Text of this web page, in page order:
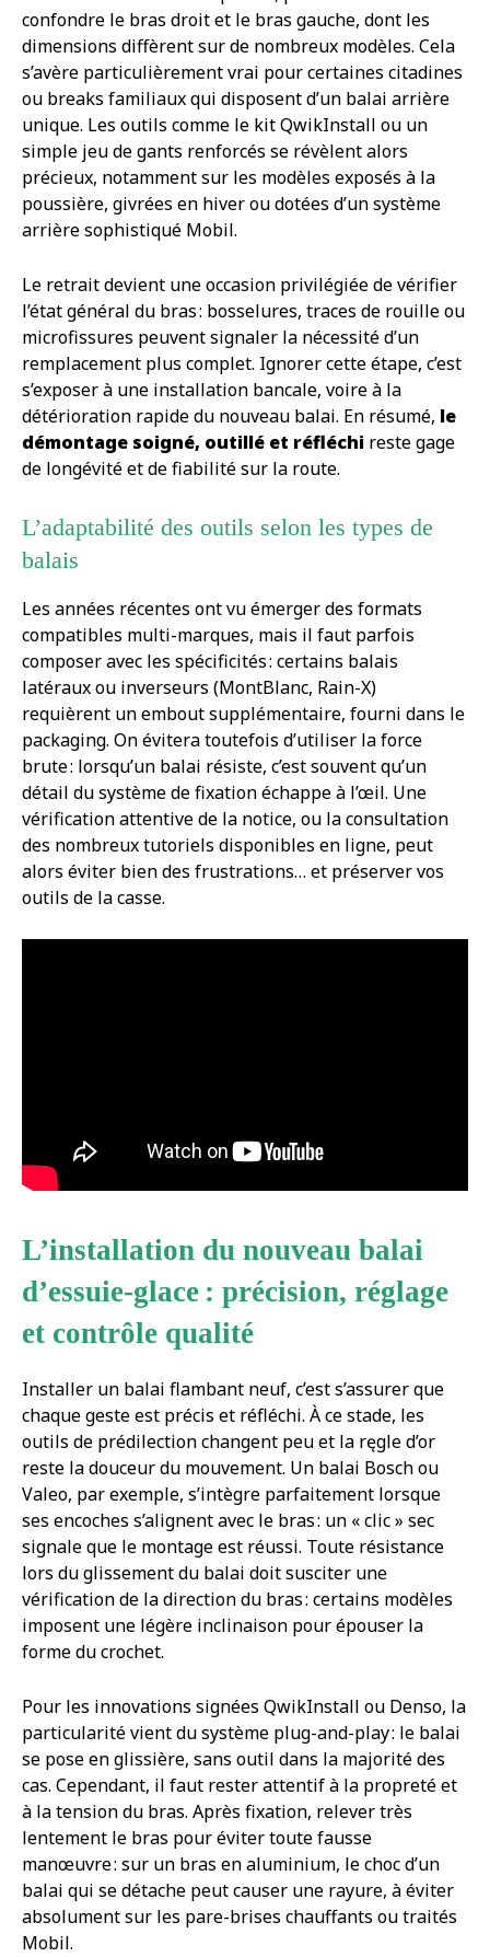
confondre le bras droit et le bras gauche, dont les
dimensions diffèrent sur de nombreux modèles. Cela
s’avère particulièrement vrai pour certaines citadines
ou breaks familiaux qui disposent d’un balai arrière
unique. Les outils comme le kit QwikInstall ou un
simple jeu de gants renforcés se révèlent alors
précieux, notamment sur les modèles exposés à la
poussière, givrées en hiver ou dotées d’un système
arrière sophistiqué Mobil.
Le retrait devient une occasion privilégiée de vérifier
l’état général du bras : bosselures, traces de rouille ou
microfissures peuvent signaler la nécessité d’un
remplacement plus complet. Ignorer cette étape, c’est
s’exposer à une installation bancale, voire à la
détérioration rapide du nouveau balai. En résumé, le
démontage soigné, outillé et réfléchi reste gage
de longévité et de fiabilité sur la route.
L’adaptabilité des outils selon les types de
balais
Les années récentes ont vu émerger des formats
compatibles multi-marques, mais il faut parfois
composer avec les spécificités : certains balais
latéraux ou inverseurs (MontBlanc, Rain-X)
requièrent un embout supplémentaire, fourni dans le
packaging. On évitera toutefois d’utiliser la force
brute : lorsqu’un balai résiste, c’est souvent qu’un
détail du système de fixation échappe à l’œil. Une
vérification attentive de la notice, ou la consultation
des nombreux tutoriels disponibles en ligne, peut
alors éviter bien des frustrations… et préserver vos
outils de la casse.
L’installation du nouveau balai
d’essuie-glace : précision, réglage
et contrôle qualité
Installer un balai flambant neuf, c’est s’assurer que
chaque geste est précis et réfléchi. À ce stade, les
outils de prédilection changent peu et la ręgle d’or
reste la douceur du mouvement. Un balai Bosch ou
Valeo, par exemple, s’intègre parfaitement lorsque
ses encoches s’alignent avec le bras : un « clic » sec
signale que le montage est réussi. Toute résistance
lors du glissement du balai doit susciter une
vérification de la direction du bras : certains modèles
imposent une légère inclinaison pour épouser la
forme du crochet.
Pour les innovations signées QwikInstall ou Denso, la
particularité vient du système plug-and-play : le balai
se pose en glissière, sans outil dans la majorité des
cas. Cependant, il faut rester attentif à la propreté et
à la tension du bras. Après fixation, relever très
lentement le bras pour éviter toute fausse
manœuvre : sur un bras en aluminium, le choc d’un
balai qui se détache peut causer une rayure, à éviter
absolument sur les pare-brises chauffants ou traités
Mobil.